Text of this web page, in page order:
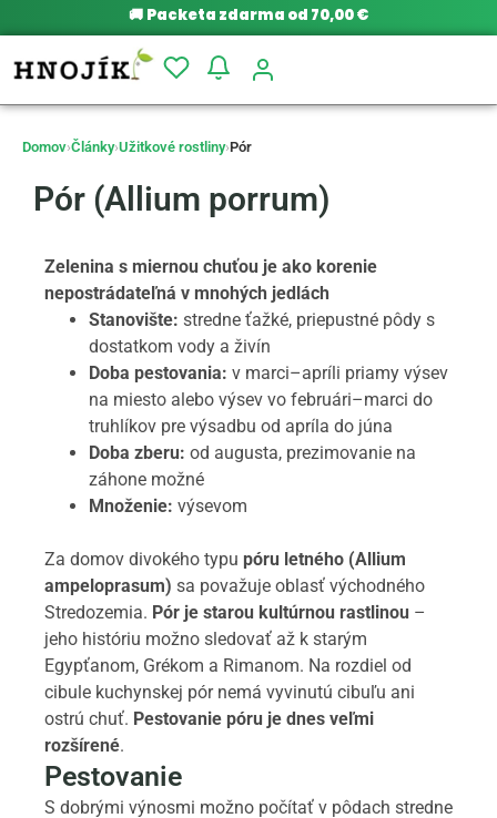
🚚 Packeta zdarma od 70,00 €
Domov›Články›Užitkové rostliny›Pór
Pór (Allium porrum)
Zelenina s miernou chuťou je ako korenie
nepostrádateľná v mnohých jedlách
Stanovište: stredne ťažké, priepustné pôdy s
dostatkom vody a živín
Doba pestovania: v marci–apríli priamy výsev
na miesto alebo výsev vo februári–marci do
truhlíkov pre výsadbu od apríla do júna
Doba zberu: od augusta, prezimovanie na
záhone možné
Množenie: výsevom
Za domov divokého typu póru letného (Allium
ampeloprasum) sa považuje oblasť východného
Stredozemia. Pór je starou kultúrnou rastlinou –
jeho históriu možno sledovať až k starým
Egypťanom, Grékom a Rimanom. Na rozdiel od
cibule kuchynskej pór nemá vyvinutú cibuľu ani
ostrú chuť. Pestovanie póru je dnes veľmi
rozšírené.
Pestovanie
S dobrými výnosmi možno počítať v pôdach stredne